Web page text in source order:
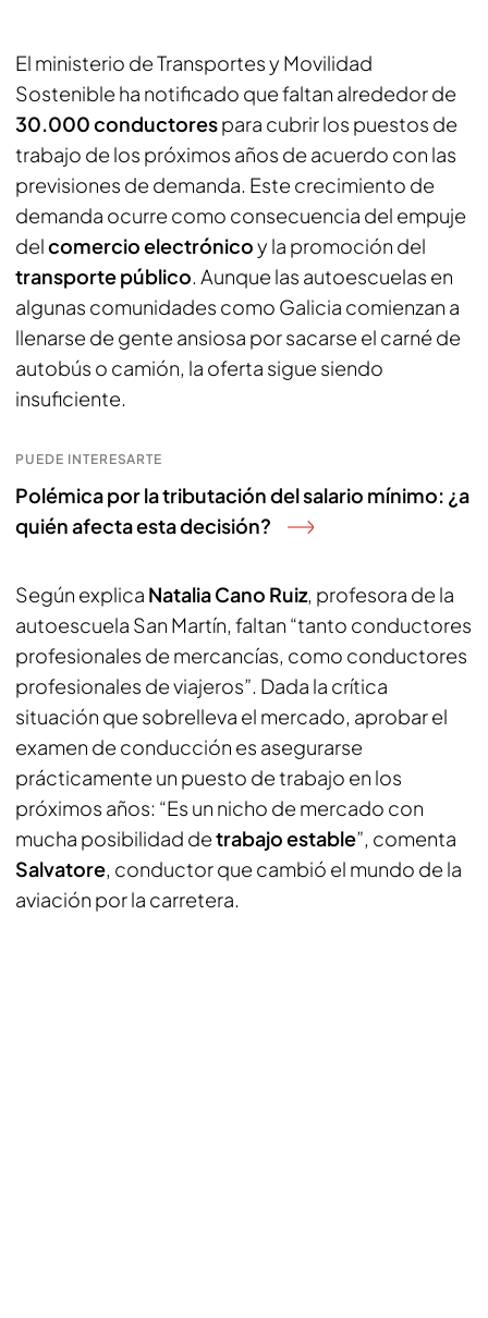
El ministerio de Transportes y Movilidad
Sostenible ha notificado que faltan alrededor de
30.000 conductorespara cubrir los puestos de
trabajo de los próximos años de acuerdo con las
previsiones de demanda. Este crecimiento de
demanda ocurre como consecuencia del empuje
delcomercio electrónicoy la promoción del
transporte público. Aunque las autoescuelas en
algunas comunidades como Galicia comienzan a
llenarse de gente ansiosa por sacarse el carné de
autobús o camión, la oferta sigue siendo
insuficiente.
PUEDE INTERESARTE
Polémica por la tributación del salario mínimo: ¿a
quién afecta esta decisión?
Según explica Natalia Cano Ruiz, profesora de la
autoescuela San Martín, faltan “tanto conductores
profesionales de mercancías, como conductores
profesionales de viajeros”. Dada la crítica
situación que sobrelleva el mercado, aprobar el
examen de conducción es asegurarse
prácticamente un puesto de trabajo en los
próximos años: “Es un nicho de mercado con
mucha posibilidad detrabajo estable”, comenta
Salvatore, conductor que cambió el mundo de la
aviación por la carretera.